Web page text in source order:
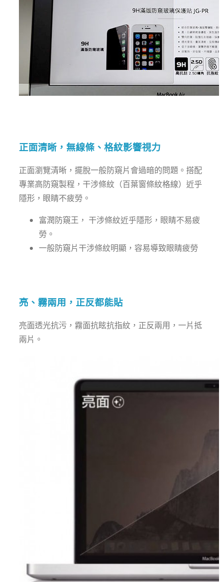
正面清晰，無線條、格紋影響視力
正面瀏覽清晰，擺脫一般防窺片會過暗的問題。搭配
專業高防窺製程，干涉條紋（百葉窗條紋格線）近乎
隱形，眼睛不疲勞。
富潤防窺王， 干涉條紋近乎隱形，眼睛不易疲
勞。
一般防窺片干涉條紋明顯，容易導致眼睛疲勞
亮、霧兩用，正反都能貼
亮面透光抗污，霧面抗眩抗指紋，正反兩用，一片抵
兩片。